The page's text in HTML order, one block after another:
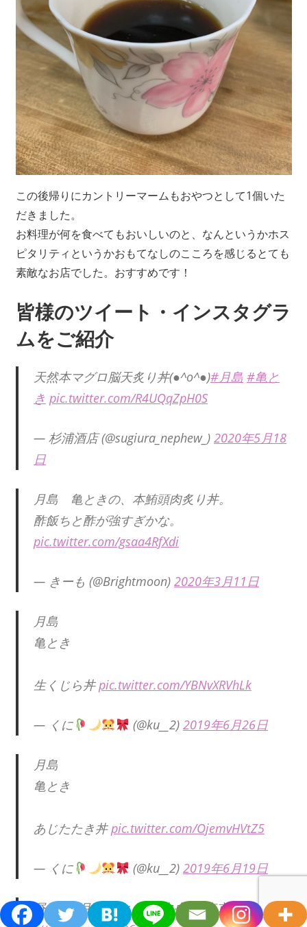
この後帰りにカントリーマームもおやつとして1個いた
だきました。
お料理が何を食べてもおいしいのと、なんというかホス
ピタリティというかおもてなしのこころを感じるとても
素敵なお店でした。おすすめです！
皆様のツイート・インスタグラ
ムをご紹介
天然本マグロ脳天炙り丼(●^o^●)#月島 #亀と
き pic.twitter.com/R4UQqZpH0S
— 杉浦酒店 (@sugiura_nephew_) 2020年5月18
日
月島 亀ときの、本鮪頭肉炙り丼。
酢飯ちと酢が強すぎかな。
pic.twitter.com/gsaa4RfXdi
— きーも (@Brightmoon) 2020年3月11日
月島
亀とき
生くじら丼pic.twitter.com/YBNvXRVhLk
— くに (@ku__2) 2019年6月26日
月島
亀とき
あじたたき丼pic.twitter.com/OjemvHVtZ5
— くに (@ku__2) 2019年6月19日
昼飯 (@ 月島 亀とき in 中央区, 東京都)